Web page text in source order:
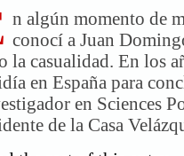
con
Juan
Perón
(2/4)
n algún momento de
conocí a Juan
la casualidad. En los
en España para
en Sciences
de la Casa